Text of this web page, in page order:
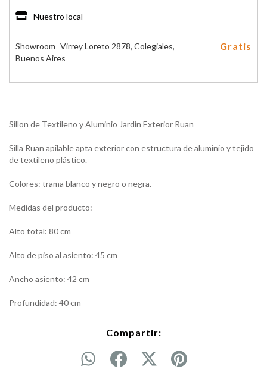
Nuestro local
Showroom Virrey Loreto 2878, Colegiales,
Buenos Aires
Gratis
Sillon de Textileno y Aluminio Jardin Exterior Ruan
Silla Ruan apilable apta exterior con estructura de aluminio y tejido
de textileno plástico.
Colores: trama blanco y negro o negra.
Medidas del producto:
Alto total: 80 cm
Alto de piso al asiento: 45 cm
Ancho asiento: 42 cm
Profundidad: 40 cm
Compartir: